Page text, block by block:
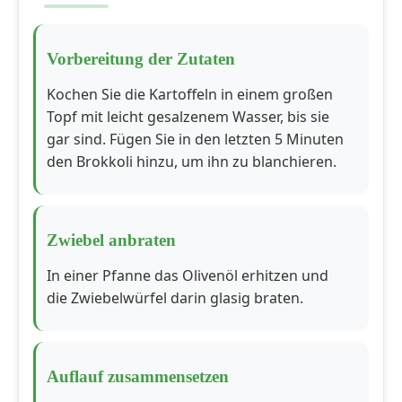
Vorbereitung der Zutaten
Kochen Sie die Kartoffeln in einem großen
Topf mit leicht gesalzenem Wasser, bis sie
gar sind. Fügen Sie in den letzten 5 Minuten
den Brokkoli hinzu, um ihn zu blanchieren.
Zwiebel anbraten
In einer Pfanne das Olivenöl erhitzen und
die Zwiebelwürfel darin glasig braten.
Auflauf zusammensetzen